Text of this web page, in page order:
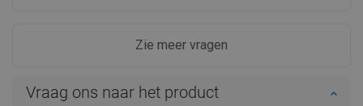
Zie meer vragen
Vraag ons naar het product